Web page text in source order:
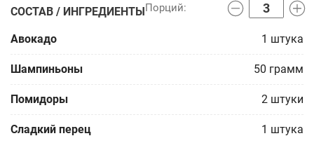
СОСТАВ / ИНГРЕДИЕНТЫ
Авокадо 1 штука
Шампиньоны 50 грамм
Помидоры 2 штуки
Сладкий перец 1 штука